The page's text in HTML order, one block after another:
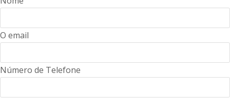
O email
Número de Telefone